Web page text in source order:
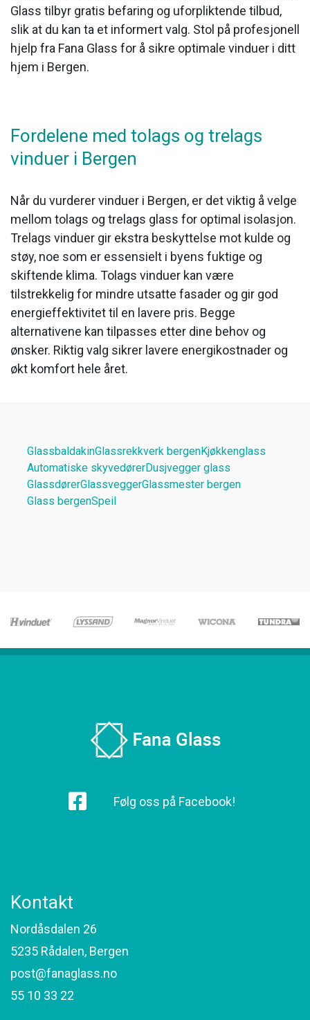
Glass tilbyr gratis befaring og uforpliktende tilbud,
slik at du kan ta et informert valg. Stol på profesjonell
hjelp fra Fana Glass for å sikre optimale vinduer i ditt
hjem i Bergen.
Fordelene med tolags og trelags
vinduer i Bergen
Når du vurderer vinduer i Bergen, er det viktig å velge
mellom tolags og trelags glass for optimal isolasjon.
Trelags vinduer gir ekstra beskyttelse mot kulde og
støy, noe som er essensielt i byens fuktige og
skiftende klima. Tolags vinduer kan være
tilstrekkelig for mindre utsatte fasader og gir god
energieffektivitet til en lavere pris. Begge
alternativene kan tilpasses etter dine behov og
ønsker. Riktig valg sikrer lavere energikostnader og
økt komfort hele året.
GlassbaldakinGlassrekkverk bergenKjøkkenglass
Automatiske skyvedørerDusjvegger glass
GlassdørerGlassveggerGlassmester bergen
Glass bergenSpeil
Følg oss på Facebook!
Kontakt
Nordåsdalen 26
5235 Rådalen, Bergen
post@fanaglass.no
55 10 33 22